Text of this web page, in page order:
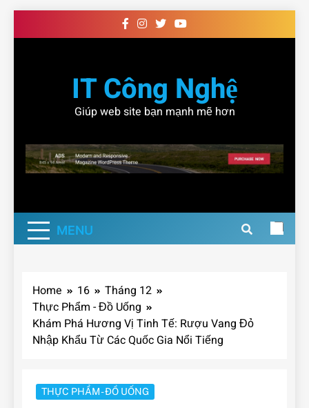
to
IT Công Nghệ
Giúp web site bạn mạnh mẽ hơn
MENU
Home 16
Tháng 12
Thực Phẩm - Đồ Uống
Khám Phá Hương Vị Tinh Tế: Rượu Vang Đỏ
Nhập Khẩu Từ Các Quốc Gia Nổi Tiếng
THỰC PHẨM - ĐỒ UỐNG